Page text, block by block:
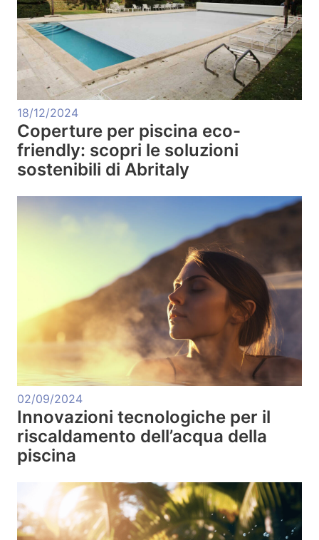
18/12/2024
Coperture per piscina eco-
friendly: scopri le soluzioni
sostenibili di Abritaly
02/09/2024
Innovazioni tecnologiche per il
riscaldamento dell’acqua della
piscina